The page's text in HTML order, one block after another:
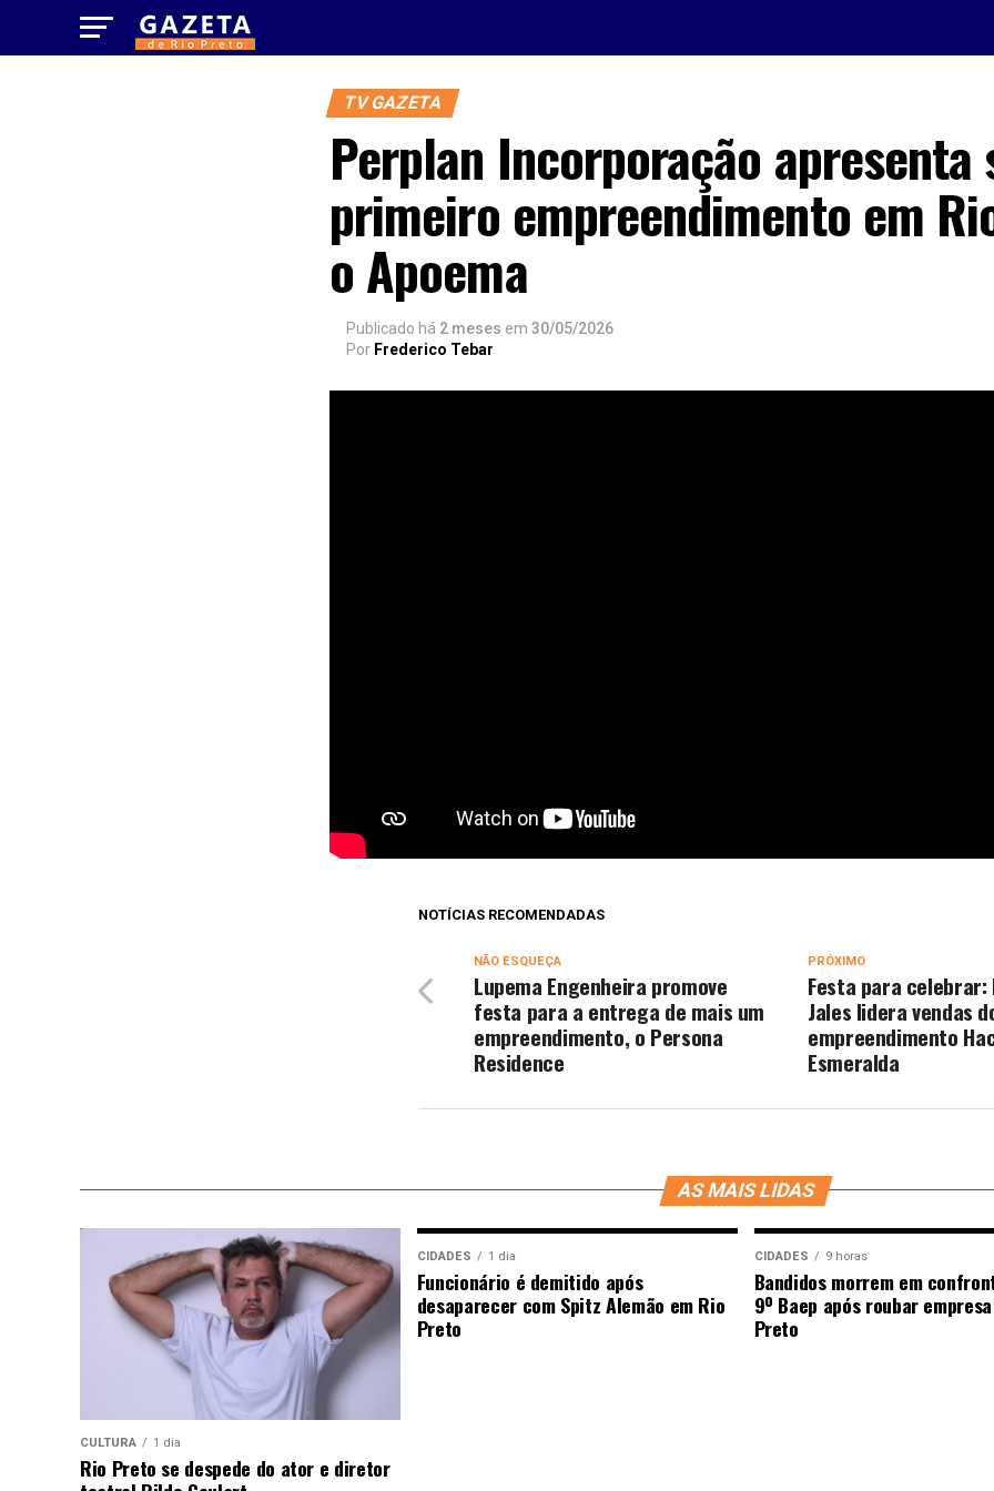
TV GAZETA
Perplan Incorporação apresenta
primeiro empreendimento em
o Apoema
Publicado há 2 meses em 30/05/2026
Por Frederico Tebar
NOTÍCIAS RECOMENDADAS
PRÓXIMO
Festa para celebrar:
Jales lidera vendas
empreendimento
Esmeralda
NÃO ESQUEÇA
Lupema Engenheira promove
festa para a entrega de mais um
empreendimento, o Persona
Residence
AS MAIS LIDAS
CULTURA 1 dia
Rio Preto se despede do ator e diretor
CIDADES 1 dia
Funcionário é demitido após
desaparecer com Spitz Alemão em Rio
Preto
CIDADES 9 horas
Bandidos morrem em
9º Baep após roubar
Preto